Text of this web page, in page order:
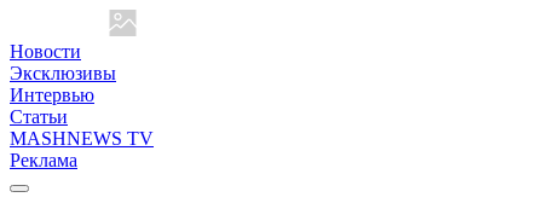
Новости
Эксклюзивы
Интервью
Статьи
MASHNEWS TV
Реклама